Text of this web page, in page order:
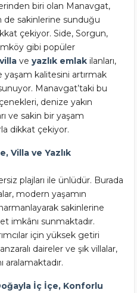
biri olan Manavgat,
sakinlerine sunduğu
çekiyor. Side, Sorgun,
gibi popüler
villa ve yazlık emlak ilanları,
yaşam kalitesini artırmak
Manavgat’taki bu
denize yakın
ve sakin bir yaşam
dikkat çekiyor.
Villa ve Yazlık
plajları ile ünlüdür. Burada
modern yaşamın
sakinlerine
imkânı sunmaktadır.
için yüksek getiri
daireler ve şık villalar,
aralamaktadır.
İç İçe, Konforlu